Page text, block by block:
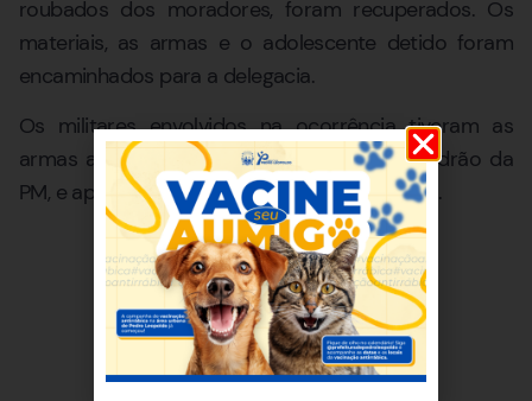
roubados dos moradores, foram recuperados. Os
materiais, as armas e o adolescente detido foram
encaminhados para a delegacia.
Os militares envolvidos na ocorrência tiveram as
armas apreendidas, como procedimento padrão da
PM, e apresentados ao comando do batalhão.